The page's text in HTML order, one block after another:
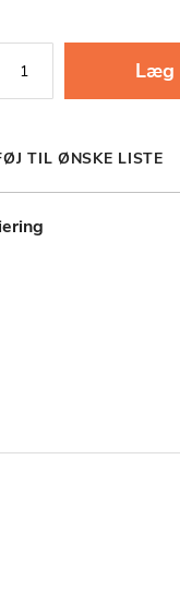
Læg
TIL ØNSKE LISTE